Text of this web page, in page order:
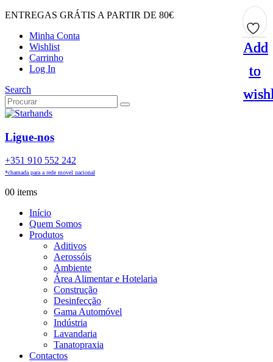
ENTREGAS GRÁTIS A PARTIR DE 80€
Minha Conta
Wishlist
Carrinho
Log In
Search
Ligue-nos
+351 910 552 242
*chamada para a rede movel nacional
00 items
Início
Quem Somos
Produtos
Aditivos
Aerossóis
Ambiente
Área Alimentar e Hotelaria
Construção
Desinfecção
Gama Automóvel
Indústria
Lavandaria
Tanatopraxia
Contactos
Add
to
Add
to
Add
to
Add
to